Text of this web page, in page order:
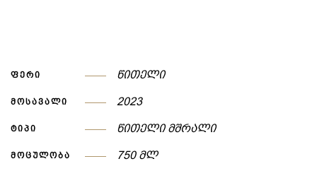
ᲤᲔᲠᲘ ᲬᲘᲗᲔᲚᲘ
ᲛᲝᲡᲐᲕᲐᲚᲘ 2023
ᲢᲘᲞᲘ ᲬᲘᲗᲔᲚᲘ ᲛᲨᲠᲐᲚᲘ
ᲛᲝᲪᲣᲚᲝᲑᲐ 750 ᲛᲚ